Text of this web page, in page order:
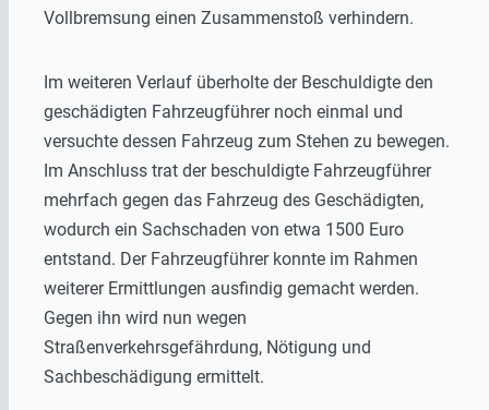
Vollbremsung einen Zusammenstoß verhindern.
Im weiteren Verlauf überholte der Beschuldigte den
geschädigten Fahrzeugführer noch einmal und
versuchte dessen Fahrzeug zum Stehen zu bewegen.
Im Anschluss trat der beschuldigte Fahrzeugführer
mehrfach gegen das Fahrzeug des Geschädigten,
wodurch ein Sachschaden von etwa 1500 Euro
entstand. Der Fahrzeugführer konnte im Rahmen
weiterer Ermittlungen ausfindig gemacht werden.
Gegen ihn wird nun wegen
Straßenverkehrsgefährdung, Nötigung und
Sachbeschädigung ermittelt.